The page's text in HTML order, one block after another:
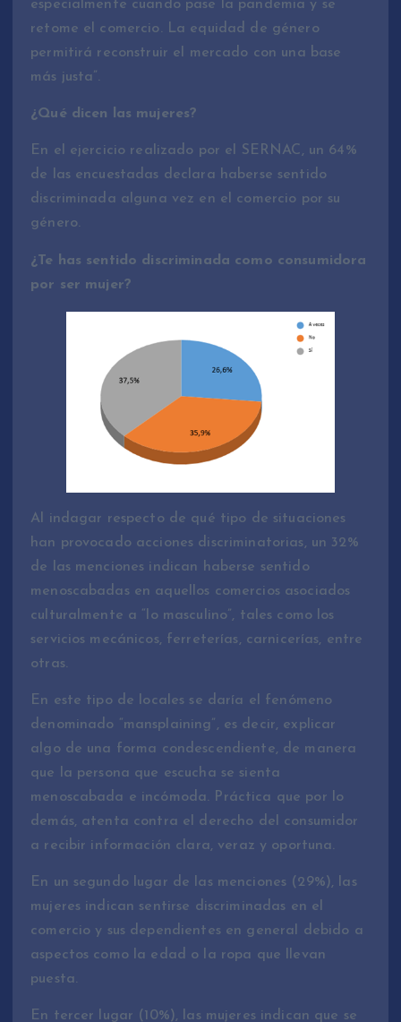
especialmente cuando pase la pandemia y se
retome el comercio. La equidad de género
permitirá reconstruir el mercado con una base
más justa”.
¿Qué dicen las mujeres?
En el ejercicio realizado por el SERNAC, un 64%
de las encuestadas declara haberse sentido
discriminada alguna vez en el comercio por su
género.
¿Te has sentido discriminada como consumidora
por ser mujer?
Al indagar respecto de qué tipo de situaciones
han provocado acciones discriminatorias, un 32%
de las menciones indican haberse sentido
menoscabadas en aquellos comercios asociados
culturalmente a “lo masculino”, tales como los
servicios mecánicos, ferreterías, carnicerías, entre
otras.
En este tipo de locales se daría el fenómeno
denominado “mansplaining”, es decir, explicar
algo de una forma condescendiente, de manera
que la persona que escucha se sienta
menoscabada e incómoda. Práctica que por lo
demás, atenta contra el derecho del consumidor
a recibir información clara, veraz y oportuna.
En un segundo lugar de las menciones (29%), las
mujeres indican sentirse discriminadas en el
comercio y sus dependientes en general debido a
aspectos como la edad o la ropa que llevan
puesta.
En tercer lugar (10%), las mujeres indican que se